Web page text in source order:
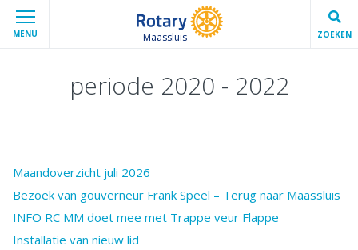
MENU Maassluis ZOEKEN
periode 2020 - 2022
Maandoverzicht juli 2026
Bezoek van gouverneur Frank Speel – Terug naar Maassluis
INFO RC MM doet mee met Trappe veur Flappe
Installatie van nieuw lid